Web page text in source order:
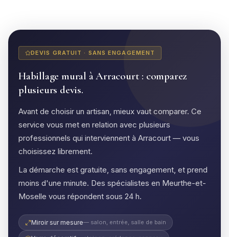
DEVIS GRATUIT · SANS ENGAGEMENT
Habillage mural à Arracourt : comparez
plusieurs devis.
Avant de choisir un artisan, mieux vaut comparer. Ce
service vous met en relation avec plusieurs
professionnels qui interviennent à Arracourt — vous
choisissez librement.
La démarche est gratuite, sans engagement, et prend
moins d'une minute. Des spécialistes en Meurthe-et-
Moselle vous répondent sous 24 h.
Miroir sur mesure— salon, entrée, salle de bain